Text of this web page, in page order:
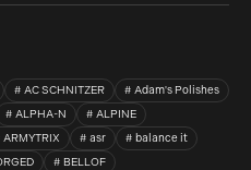
AC SCHNITZER
Adam's Polishes
ALPHA-N
ALPINE
ARMYTRIX asr
balance it
BELLOF